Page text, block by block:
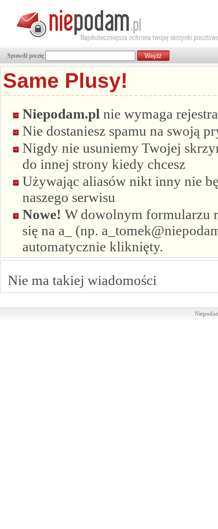
Sprawdź pocztę
Same Plusy!
Niepodam.pl nie wymaga
Nie dostaniesz spamu na swoją
Nigdy nie usuniemy Twojej
do innej strony kiedy chcesz
Używając aliasów nikt inny nie
naszego serwisu
Nowe! W dowolnym formularzu
się na a_ (np.
automatycznie kliknięty.
Nie ma takiej wiadomości